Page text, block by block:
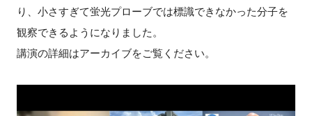
り、小さすぎて蛍光プローブでは標識できなかった分子を
観察できるようになりました。
講演の詳細はアーカイブをご覧ください。